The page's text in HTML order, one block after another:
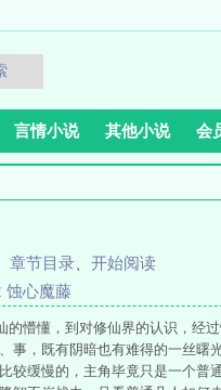
言情小说 其他小说 会
章节目录
开始阅读
蚀心魔藤
的懵懂，到对修仙界的认识，经
事，既有阴暗也有难得的一丝曙
缓慢的，主角毕竟只是一个普